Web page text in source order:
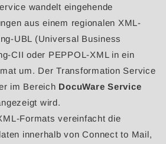
wandelt eingehende
aus einem regionalen XML-
UBL (Universal Business
CII oder PEPPOL-XML in ein
um. Der Transformation Service
im Bereich DocuWare Service
wird.
Formats vereinfacht die
innerhalb von Connect to Mail,